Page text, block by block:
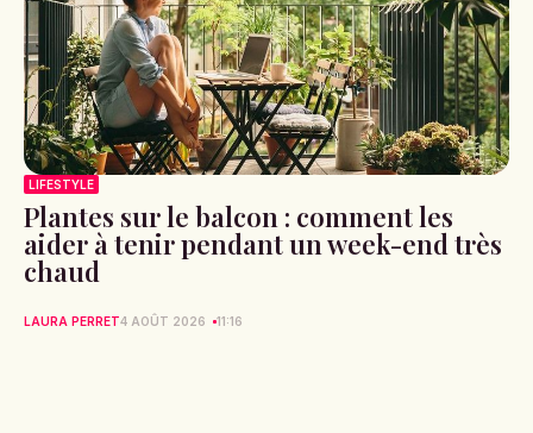
LIFESTYLE
Plantes sur le balcon : comment les
aider à tenir pendant un week-end très
chaud
LAURA PERRET4 AOÛT 2026 11:16